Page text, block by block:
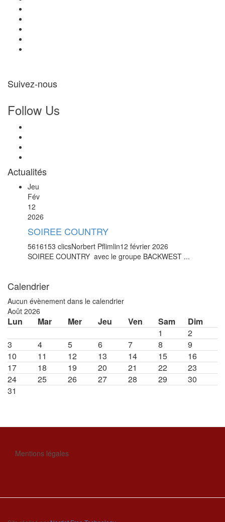
Suivez-nous
Follow Us
Actualités
Jeu
Fév
12
2026
SOIREE COUNTRY
5616153 clicsNorbert Pflimlin12 février 2026
SOIREE COUNTRY avec le groupe BACKWEST ...
Calendrier
Aucun évènement dans le calendrier
Août 2026
Lun Mar Mer Jeu Ven Sam
Dim
1
2
3
4 5 6 7 8
9
10
11 12 13 14 15
16
17
18 19 20 21 22
23
24
25 26 27 28 29
30
31
Mentions légales